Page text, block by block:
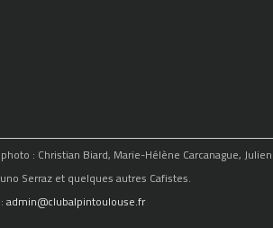
: Christian Biard, Marie-Hélène Carcanague, Julien
Serraz et quelques autres Cafistes.
admin@clubalpintoulouse.fr